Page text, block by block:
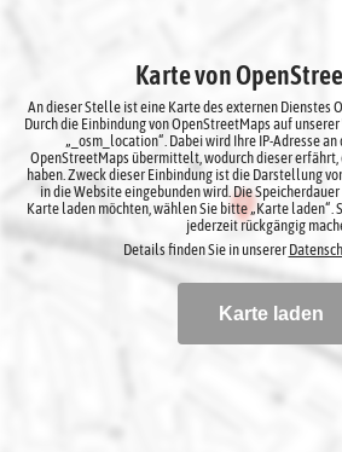
Karte von
An dieser Stelle ist eine Karte des externen Dienstes
Durch die Einbindung von OpenStreetMaps auf
„_osm_location“. Dabei wird Ihre IP-Adresse
OpenStreetMaps übermittelt, wodurch dieser erfährt,
haben. Zweck dieser Einbindung ist die Darstellung
in die Website eingebunden wird. Die
Karte laden möchten, wählen Sie bitte „Karte laden“.
jederzeit rückgängig
Details finden Sie in unserer
Karte laden